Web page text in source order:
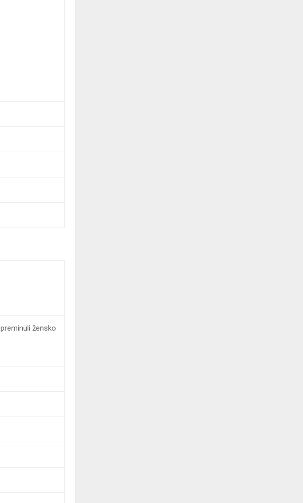
preminuli žensko